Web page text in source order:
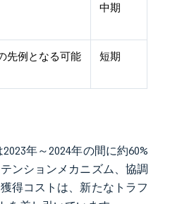
中期
先例となる可能
短期
年～2024年の間に約60%
ンションメカニズム、協調
得コストは、新たなトラフ